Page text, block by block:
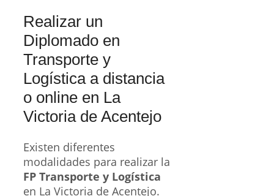
Realizar un
Diplomado en
Transporte y
Logística a distancia
o online en La
Victoria de Acentejo
Existen diferentes
modalidades para realizar la
FP Transporte y Logística
en La Victoria de Acentejo.